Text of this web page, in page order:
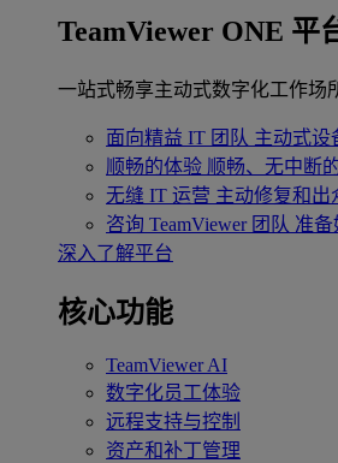
TeamViewer ONE 平
一站式畅享主动式数字化工作场
面向精益 IT 团队 主动式设
顺畅的体验 顺畅、无中断
无缝 IT 运营 主动修复和出
咨询 TeamViewer 团队 准备
深入了解平台
核心功能
TeamViewer AI
数字化员工体验
远程支持与控制
资产和补丁管理